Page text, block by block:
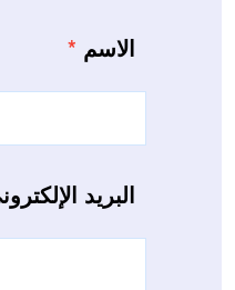
الاسم *
البريد